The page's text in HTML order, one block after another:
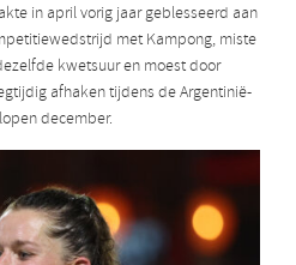
in april vorig jaar geblesseerd aan
met Kampong, miste
kwetsuur en moest door
afhaken tijdens de Argentinië-
december.